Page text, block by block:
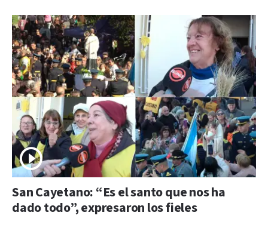
San Cayetano: “Es el santo que nos ha
dado todo”, expresaron los fieles